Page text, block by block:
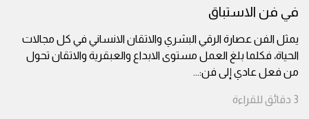
في فن الاستباق
يمثل الفن عصارة الرقي البشري والاتقان الانساني في كل مجالات
الحياة، فكلما بلغ العمل مستوى الابداع والعبقرية والاتقان تحول
من فعل عادي إلى فن:...
3 دقائق للقراءة